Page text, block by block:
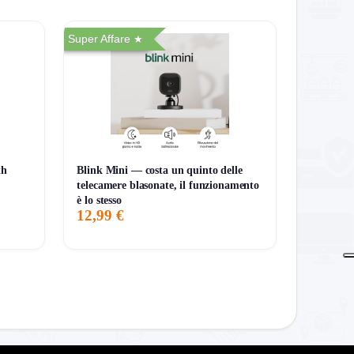
qualità).
Super Affare
Blink Mini — costa un quinto delle
telecamere blasonate, il funzionamento
è lo stesso
12,99 €